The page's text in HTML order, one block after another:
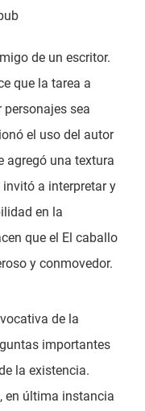
de un escritor.
que la tarea a
sea
el uso del autor
agregó una textura
a interpretar y
en la
que el El caballo
y conmovedor.
de la
importantes
la existencia.
en última instancia